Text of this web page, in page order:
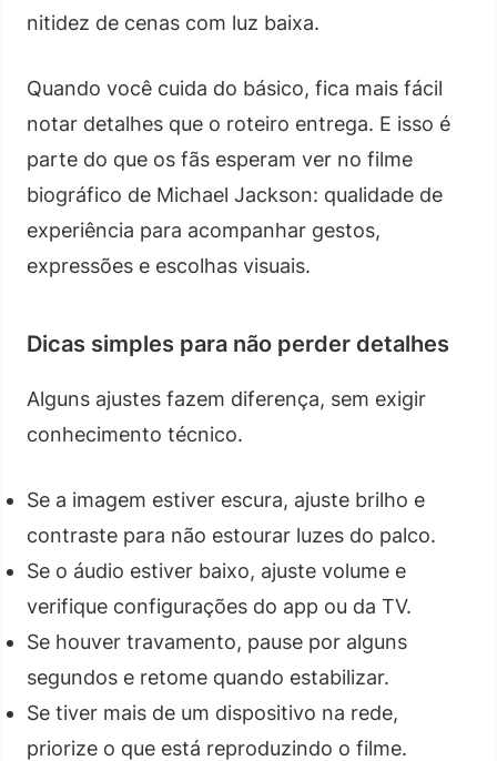
nitidez de cenas com luz baixa.
Quando você cuida do básico, fica mais fácil
notar detalhes que o roteiro entrega. E isso é
parte do que os fãs esperam ver no filme
biográfico de Michael Jackson: qualidade de
experiência para acompanhar gestos,
expressões e escolhas visuais.
Dicas simples para não perder detalhes
Alguns ajustes fazem diferença, sem exigir
conhecimento técnico.
Se a imagem estiver escura, ajuste brilho e
contraste para não estourar luzes do palco.
Se o áudio estiver baixo, ajuste volume e
verifique configurações do app ou da TV.
Se houver travamento, pause por alguns
segundos e retome quando estabilizar.
Se tiver mais de um dispositivo na rede,
priorize o que está reproduzindo o filme.